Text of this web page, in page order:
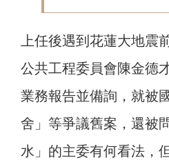
上任後遇到花蓮大地震
公共工程委員會陳金德
業務報告並備詢，就被
舍」等爭議舊案，還被
水」的主委有何看法，